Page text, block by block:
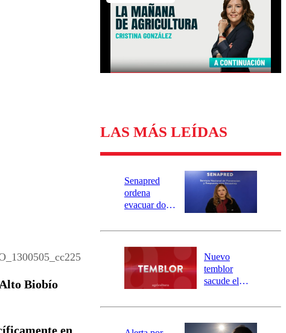
Universidad de Chile
Sustentabilidad
Biobío
en
LAS MÁS LEÍDAS
Senapred
ordena
evacuar dos
Carahue por
río Damas:
activa
mensajería
SAE
Nuevo
temblor
sacude el
revisa la
epicentro